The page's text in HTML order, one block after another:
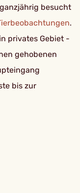
besucht
.
privates Gebiet -
gehobenen
bis zur